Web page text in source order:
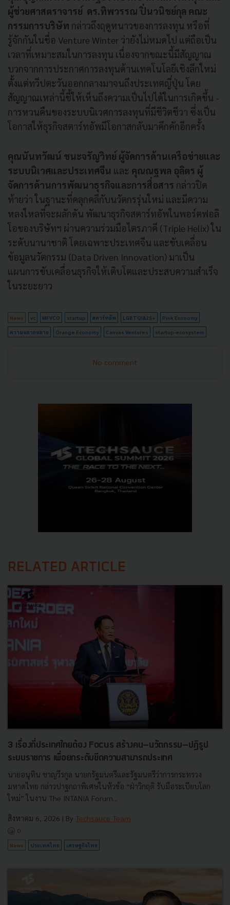
ผู้ช่วยศาสตราจารย์ ดร.ทิพวรรณ ปิ่นวนิชย์กุล คณะ
กรรมการบริษัท กล่าวถึงฤดูหนาวของการลงทุน หรือที่
รู้จักกันในชื่อ Venture Winter ว่ายังไม่หมดไป แต่ถือเป็น
เวลาที่เหมาะสมในการลงทุน เนื่องจากขณะนี้มีสัญญาณ
บวกจากการประกาศการลงทุนด้านเทคโนโลยีเชิงลึกใหม่
ตั้งแต่ทวีปตะวันออกกลางมาจนถึงประเทศญี่ปุ่น โดย
สัญญาณเหล่านี้ชี้ให้เห็นถึงความเป็นไปได้ในการเกิดขึ้น -
การหวนคืนของระบบนิเวศการลงทุนที่มีชีวิตชีวา ซึ่งเป็น
โอกาสให้ธุรกิจสตาร์ทอัพมีโอกาสกลับมาคึกคักอีกครั้ง
คุณนันทวัฒน์ ชนะจรัญวิทย์ ผู้จัดการด้านเครือข่ายและ
ระบบนิเวศและประเทศจีน และ คุณณฐพล อุลิตร ผู้
จัดการด้านการพัฒนาธุรกิจและการสื่อสาร กล่าวปิด
ท้ายว่า ในฐานะที่คลุกคลีกับนวัตกรรุ่นใหม่ และมีความ
หลงใหลที่จะผลักดัน พัฒนาธุรกิจสตาร์ทอัพในพอร์ตฟอลิ
โอของบริษัทฯ ผ่านความร่วมมือไตรภาคี (Triple Helix) ใน
ระดับนานาชาติ โดยเฉพาะประเทศจีน และขับเคลื่อน
ข้อมูลนวัตกรรม (Data Driven Innovation) มาเป็น
แผนการขับเคลื่อนธุรกิจให้เติบโตและประสบความสำเร็จ
ในระยะยาว
News vc MFVCO startup สตาร์ทอัพ LGBTQIA2S+ Pink Economy
ความหลากหลาย Orange Economy Canvas Ventures startup-ecosystem
No comment
RELATED ARTICLE
3 เรื่องที่ประเทศไทยต้อง Focus สร้างคน–นวัตกรรม–ปฏิรูป
ระบบราชการ เพื่อยกระดับขีดความสามารถประเทศ
นายอนุทิน ชาญวีรกูล นายกรัฐมนตรีและรัฐมนตรีว่าการกระทรวง
มหาดไทย กล่าวปาฐกถาพิเศษในหัวข้อ “ฝ่าวิกฤติ รับมือระเบียบโลก
ใหม่” ในงาน The INTANIA Forum...
สิงหาคม 6, 2026 | By Techsauce Team
0
News ประเทศไทย เศรษฐกิจไทย